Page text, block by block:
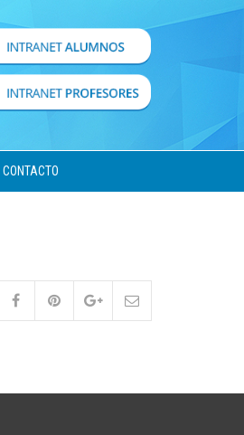
CONTACTO